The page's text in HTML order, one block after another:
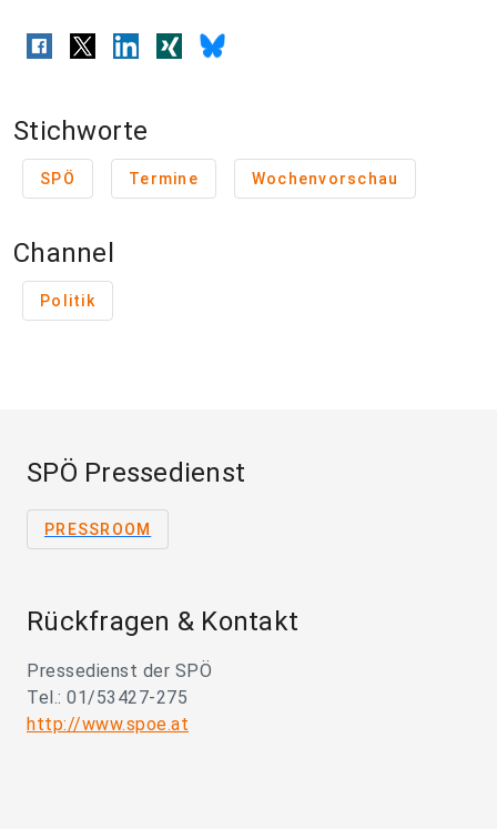
Stichworte
SPÖ Termine Wochenvorschau
Channel
Politik
SPÖ Pressedienst
PRESSROOM
Rückfragen & Kontakt
Pressedienst der SPÖ
Tel.: 01/53427-275
http://www.spoe.at